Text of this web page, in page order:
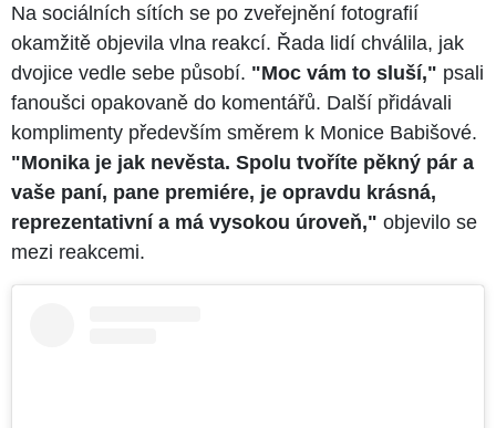
Na sociálních sítích se po zveřejnění fotografií
okamžitě objevila vlna reakcí. Řada lidí chválila, jak
dvojice vedle sebe působí. "Moc vám to sluší," psali
fanoušci opakovaně do komentářů. Další přidávali
komplimenty především směrem k Monice Babišové.
"Monika je jak nevěsta. Spolu tvoříte pěkný pár a
vaše paní, pane premiére, je opravdu krásná,
reprezentativní a má vysokou úroveň," objevilo se
mezi reakcemi.